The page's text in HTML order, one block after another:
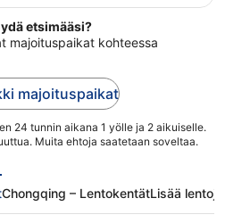
etsimääsi?
majoituspaikat kohteessa
majoituspaikat
24 tunnin aikana 1 yölle ja 2 aikuiselle.
Muita ehtoja saatetaan soveltaa.
Chongqing – LentokentätLisää